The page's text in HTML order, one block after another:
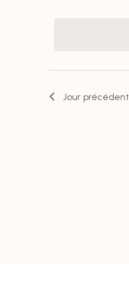
clé.
Jour précédent